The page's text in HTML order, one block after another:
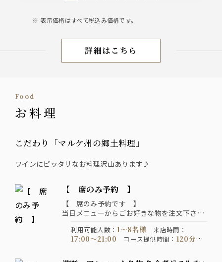
表示価格はすべて税込み価格です。
パーティプラン
詳細はこちら
Food
お料理
こだわり「マルケ州の郷土料理」
ワインにピッタリなお料理沢山あります♪
【 席のみ予約 】
【 席のみ予約です 】
当日メニューからごお好きな物を注文下さい
利用可能人数：1〜8名様 来店時間 ：
17:00〜21:00 コース提供時間 ： 120分